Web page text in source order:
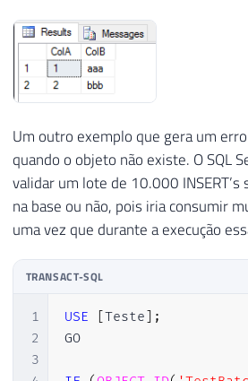
Um outro exemplo que gera um
quando o objeto não existe. O SQL
validar um lote de 10.000
na base ou não, pois iria consumir
uma vez que durante a execução
TRANSACT-SQL
1
2
3
USE Teste
;
GO